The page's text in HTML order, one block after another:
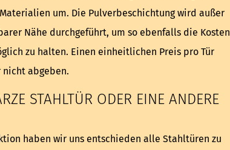
um. Die Pulverbeschichtung wird außer
Nähe durchgeführt, um so ebenfalls die Kosten
zu halten. Einen einheitlichen Preis pro Tür
nicht abgeben.
STAHLTÜR ODER EINE ANDERE
haben wir uns entschieden alle Stahltüren zu